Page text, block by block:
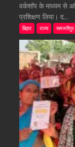
वर्कशॉप के माध्यम से
प्रशिक्षण लिया। द...
बिहार राज्य समस्तीपुर